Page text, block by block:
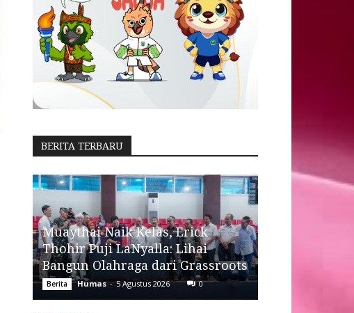
BERITA TERBARU
Muaythai Naik Kelas, Erick
Thohir Puji LaNyalla: Lihai
Bangun Olahraga dari Grassroots
Berita Humas - 5 Agustus 2026 0